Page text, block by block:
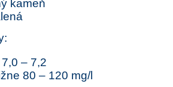
kameň
– 7,2
80 – 120 mg/l